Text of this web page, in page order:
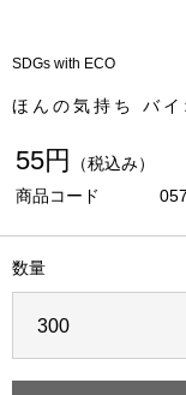
SDGs with ECO
ほんの気持ち バイ
55円
（税込み）
商品コード
数量